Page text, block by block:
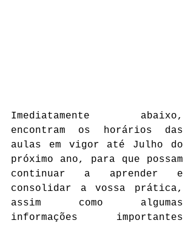
Imediatamente abaixo,
encontram os horários das
aulas em vigor até Julho do
próximo ano, para que possam
continuar a aprender e
consolidar a vossa prática,
assim como algumas
informações importantes